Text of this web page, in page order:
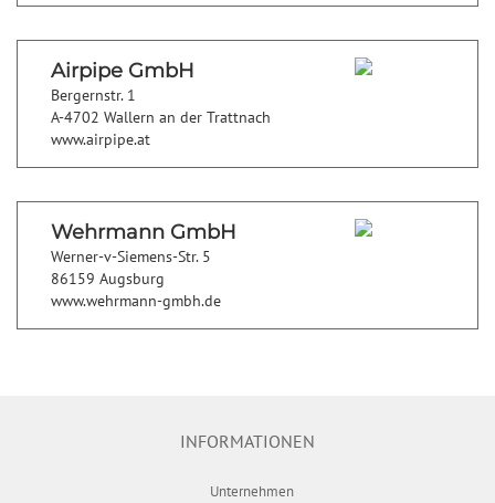
Airpipe GmbH
Bergernstr. 1
A-4702 Wallern an der Trattnach
www.airpipe.at
Wehrmann GmbH
Werner-v-Siemens-Str. 5
86159 Augsburg
www.wehrmann-gmbh.de
INFORMATIONEN
Unternehmen